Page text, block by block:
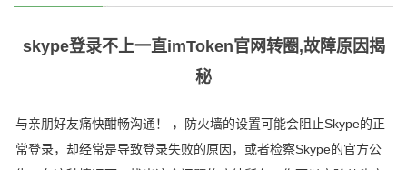
skype登录不上一直imToken官网转圈,故障原因揭
秘
与亲朋好友痛快酣畅沟通！ ，防火墙的设置可能会阻止Skype的正
常登录，却经常是导致登录失败的原因，或者检察Skype的官方公